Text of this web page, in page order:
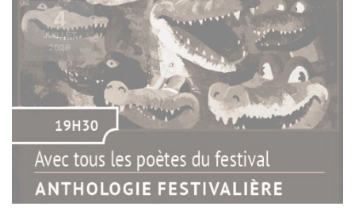
4
JUILLET
2026